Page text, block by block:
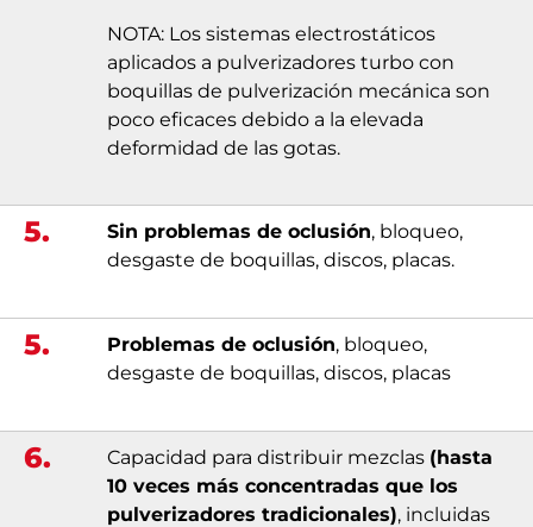
NOTA: Los sistemas electrostáticos
aplicados a pulverizadores turbo con
boquillas de pulverización mecánica son
poco eficaces debido a la elevada
deformidad de las gotas.
5. Sin problemas de oclusión, bloqueo,
desgaste de boquillas, discos, placas.
5. Problemas de oclusión, bloqueo,
desgaste de boquillas, discos, placas
6. Capacidad para distribuir mezclas (hasta
10 veces más concentradas que los
pulverizadores tradicionales), incluidas